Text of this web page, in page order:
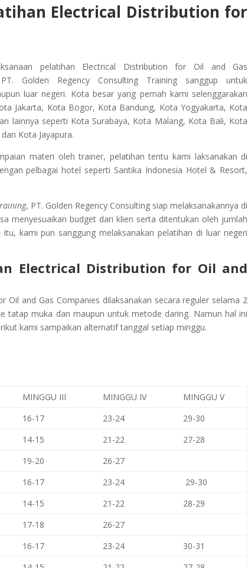
Electrical Distribution for
pelatihan Electrical Distribution for Oil and Gas
Golden Regency Consulting Training sanggup untuk
luar negeri. Kota besar yang pernah kami selenggarakan
Jakarta, Kota Bogor, Kota Bandung, Kota Yogyakarta, Kota
lainnya seperti Kota Surabaya, Kota Malang, Kota Bali, Kota
Kota Jayapura.
materi oleh trainer, pelatihan tentu kami laksanakan di
pelbagai hotel seperti Santika Indonesia Hotel & Resort,
, PT. Golden Regency Consulting siap melaksanakannya di
menyesuaikan budget dari klien serta ditentukan oleh jumlah
kami pun sanggung melaksanakan pelatihan di luar negeri
Electrical Distribution for Oil and
Oil and Gas Companies dilaksanakan secara reguler selama 2
tatap muka dan maupun untuk metode daring. Namun hal ini
kami sampaikan alternatif tanggal setiap minggu.
MINGGU III MINGGU IV
MINGGU V
16-17 23-24
29-30
14-15 21-22
27-28
19-20
26-27
16-17 23-24
29-30
14-15 21-22
28-29
17-18
26-27
16-17 23-24
30-31